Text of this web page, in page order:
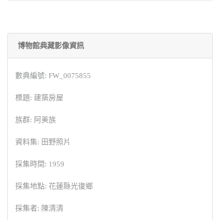
博物館典藏影像資訊
數典編號: FW_0075855
標題: 建築房屋
族群: 阿美族
資料集: 田野照片
採集時間: 1959
採集地點: 花蓮縣光復鄉
採集者: 陳清清